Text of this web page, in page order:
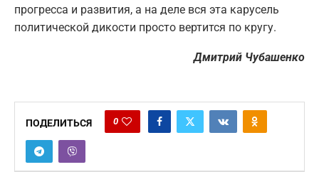
прогресса и развития, а на деле вся эта карусель
политической дикости просто вертится по кругу.
Дмитрий Чубашенко
ПОДЕЛИТЬСЯ 0